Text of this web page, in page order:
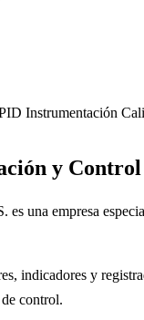
Instrumentación
y
una empresa
indicadores y
control.